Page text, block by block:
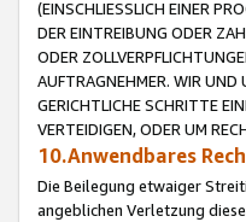
(EINSCHLIESSLICH EINER
DER EINTREIBUNG ODER
ODER
AUFTRAGNEHMER. WIR UND
GERICHTLICHE SCHRITTE
VERTEIDIGEN, ODER UM
10.Anwendbares
Die Beilegung etwaiger
angeblichen Verletzung